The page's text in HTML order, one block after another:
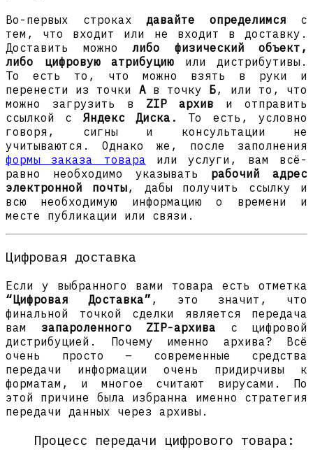
Во-первых строках давайте определимся с
тем, что входит или не входит в доставку.
Доставить можно либо физический объект,
либо цифровую атрибуцию или дистрибутивы.
То есть то, что можно взять в руки и
перенести из точки Ав точку Б, или то, что
можно загрузить в ZIP архив и отправить
ссылкой с Яндекс Диска.
То есть, условно
говоря, сигны и консультации не
учитываются. Однако же, после заполнения
формы заказа товара или услуги, вам всё-
равно необходимо указывать рабочий адрес
электронной почты, дабы получить ссылку и
всю необходимую информацию о времени и
месте публикации или связи.
Цифровая доставка
Если у выбранного вами товара есть отметка
“Цифровая Доставка”, это значит, что
финальной точкой сделки является передача
вам запароленного ZIP-архива с цифровой
дистрибуцией. Почему именно архива? Всё
очень просто – современные средства
передачи информации очень придирчивы к
форматам, и многое считают вирусами. По
этой причине была избранна именно стратегия
передачи данных через архивы.
Процесс передачи цифрового товара: